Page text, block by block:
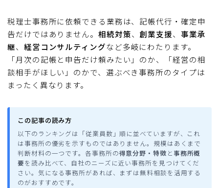
税理士事務所に依頼できる業務は、記帳代行・確定申
告だけではありません。 相続対策、 創業支援、 事業承
継、 経営コンサルティングなど多岐にわたります。
「月次の記帳と申告だけ頼みたい」のか、「経営の相
談相手がほしい」のかで、選ぶべき事務所のタイプは
まったく異なります。
この記事の読み方
以下のランキングは「従業員数」順に並べていますが、これ
は事務所の優劣を示すものではありません。規模はあくまで
判断材料の一つです。各事務所の得意分野・特徴 と事務所概
要を読み比べて、自社のニーズに近い事務所を見つけてくだ
さい。気になる事務所があれば、まずは無料相談を活用する
のがおすすめです。